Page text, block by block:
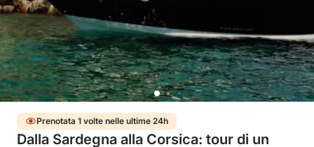
Prenotata 1 volte nelle ultime 24h
Dalla Sardegna alla Corsica: tour di un